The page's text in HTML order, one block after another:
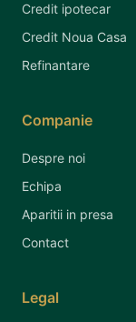
Credit ipotecar
Credit Noua Casa
Refinantare
Companie
Despre noi
Echipa
Aparitii in presa
Contact
Legal